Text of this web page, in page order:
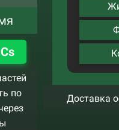
по
Доставка